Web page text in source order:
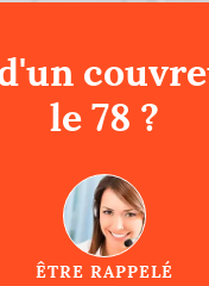
le 78 ?
ÊTRE RAPPELÉ